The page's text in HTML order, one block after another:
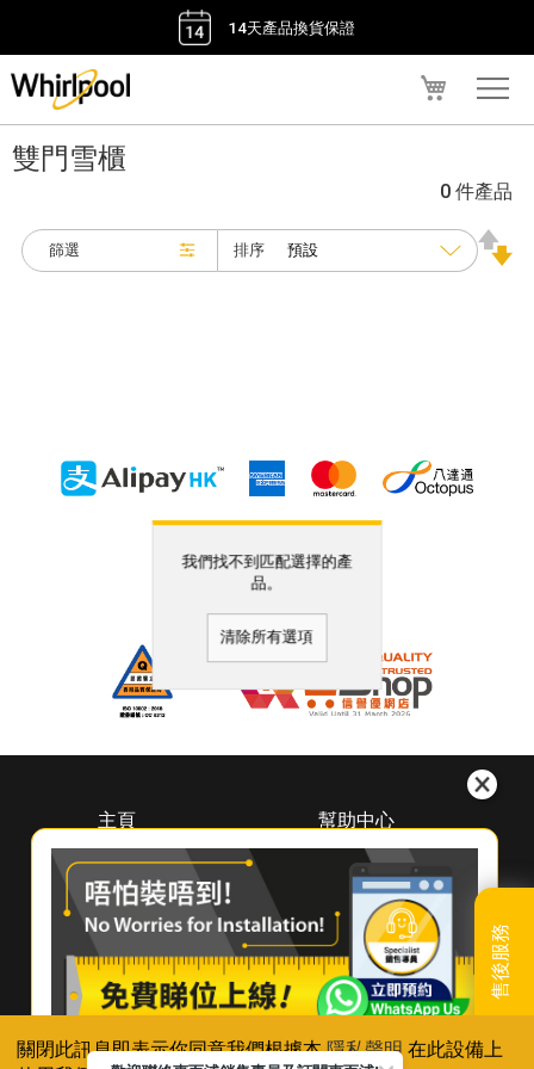
關閉此訊息即表示你同意我們根據本隱私聲明 在此設備上
我的購物車
14天產品換貨保證
售後服務
雙門雪櫃
篩選
0 件產品
排序
我們找不到匹配選擇的產
品。
清除所有選項
主頁
關於惠而浦
（香港）
尋找經銷商
聯絡我們
幫助中心
下載中心
預約維修
登記保養
產品續保
常見問題及使用貼士
聯絡我們